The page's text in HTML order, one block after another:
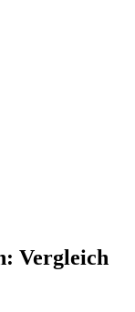
Vergleich